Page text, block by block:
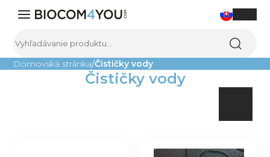
Výživové doplnky
Domovská stránka Čističky vody
Čističky vody